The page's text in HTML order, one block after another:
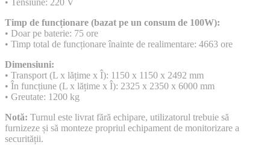
• Tensiune: 220 V
Timp de funcționare (bazat pe un consum de 100W):
• Doar pe baterie: 75 ore
• Timp total de funcționare înainte de realimentare: 4663 ore
Dimensiuni:
• Transport (L x lățime x Î): 1150 x 1150 x 2492 mm
• În funcțiune (L x lățime x Î): 2325 x 2350 x 6000 mm
• Greutate: 1200 kg
Notă: Turnul este livrat fără echipare, utilizatorul trebuie să
furnizeze și să monteze propriul echipament de monitorizare a
securității.